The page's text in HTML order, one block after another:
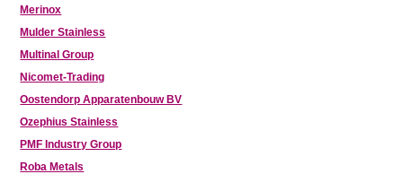
Merinox
Mulder Stainless
Multinal Group
Nicomet-Trading
Oostendorp Apparatenbouw BV
Ozephius Stainless
PMF Industry Group
Roba Metals